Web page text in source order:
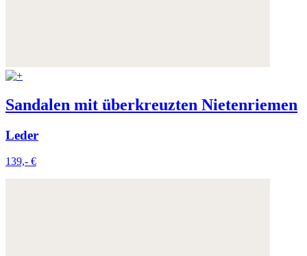
Sandalen mit überkreuzten Nietenriemen
Leder
139,- €